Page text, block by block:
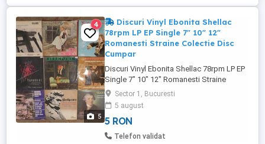
5
4
Discuri Vinyl Ebonita Shellac
78rpm LP EP Single 7" 10" 12"
Romanesti Straine Colectie Disc
Cumpar
Discuri Vinyl Ebonita Shellac 78rpm LP EP
Single 7" 10" 12" Romanesti Straine
Colectie Disc Cumpar
loturi/colectie/colectii inclusiv loturi
casete audio cd-uri, benzi magnetofon si
alte muzici stocate pe medii diferite!
Sector 1, Bucuresti
5 august
5 RON
Telefon validat